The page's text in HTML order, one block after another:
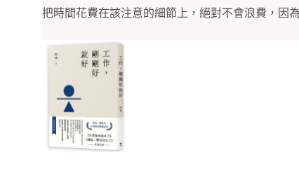
把時間花費在該注意的細節上，絕對不會浪費，因